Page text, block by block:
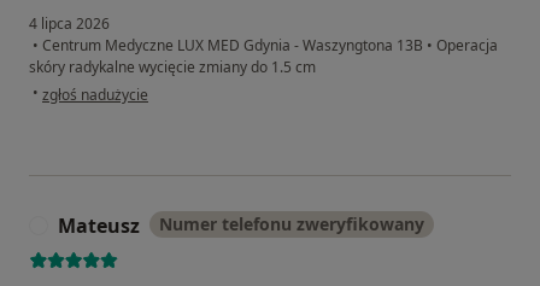
4 lipca 2026
• Centrum Medyczne LUX MED Gdynia - Waszyngtona 13B • Operacja
skóry radykalne wycięcie zmiany do 1.5 cm
• w opinii użytkownika Magda
zgłoś nadużycie
Mateusz Numer telefonu zweryfikowany